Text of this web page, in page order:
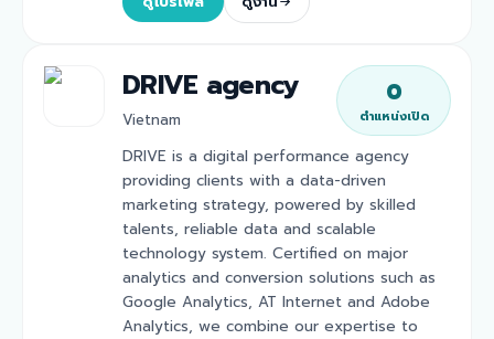
DRIVE agency
Vietnam
0
ตำแหน่งเปิด
DRIVE is a digital performance agency
providing clients with a data-driven
marketing strategy, powered by skilled
talents, reliable data and scalable
technology system. Certified on major
analytics and conversion solutions such as
Google Analytics, AT Internet and Adobe
Analytics, we combine our expertise to